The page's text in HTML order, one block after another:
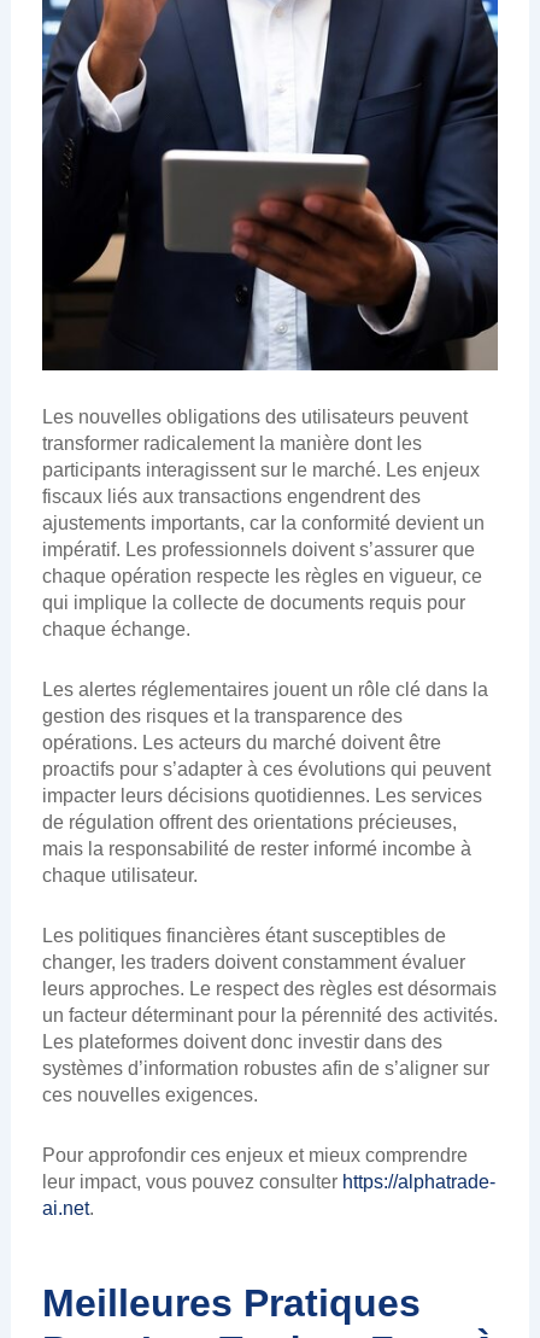
Les nouvelles obligations des utilisateurs peuvent
transformer radicalement la manière dont les
participants interagissent sur le marché. Les enjeux
fiscaux liés aux transactions engendrent des
ajustements importants, car la conformité devient un
impératif. Les professionnels doivent s’assurer que
chaque opération respecte les règles en vigueur, ce
qui implique la collecte de documents requis pour
chaque échange.
Les alertes réglementaires jouent un rôle clé dans la
gestion des risques et la transparence des
opérations. Les acteurs du marché doivent être
proactifs pour s’adapter à ces évolutions qui peuvent
impacter leurs décisions quotidiennes. Les services
de régulation offrent des orientations précieuses,
mais la responsabilité de rester informé incombe à
chaque utilisateur.
Les politiques financières étant susceptibles de
changer, les traders doivent constamment évaluer
leurs approches. Le respect des règles est désormais
un facteur déterminant pour la pérennité des activités.
Les plateformes doivent donc investir dans des
systèmes d’information robustes afin de s’aligner sur
ces nouvelles exigences.
Pour approfondir ces enjeux et mieux comprendre
leur impact, vous pouvez consulter https://alphatrade-
ai.net.
Meilleures Pratiques